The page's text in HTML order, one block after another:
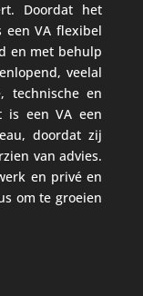
Doordat het
VA flexibel
en met behulp
veelal
technische en
is een VA een
doordat zij
van advies.
en privé en
om te groeien